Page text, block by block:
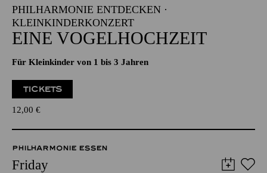
PHILHARMONIE ENTDECKEN ·
KLEINKINDERKONZERT
EINE VOGELHOCHZEIT
Für Kleinkinder von 1 bis 3 Jahren
TICKETS
12,00 €
PHILHARMONIE ESSEN
Friday